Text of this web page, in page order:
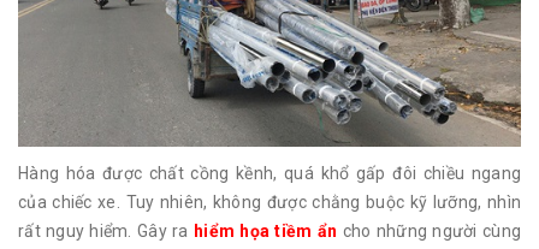
Hàng hóa được chất cồng kềnh, quá khổ gấp đôi chiều ngang
của chiếc xe. Tuy nhiên, không được chằng buộc kỹ lưỡng, nhìn
rất nguy hiểm. Gây ra hiểm họa tiềm ẩn cho những người cùng